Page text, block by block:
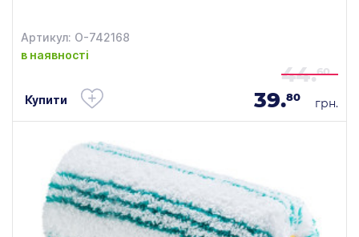
Артикул: О-742168
в наявності
44.60
Купити 39.80 грн.